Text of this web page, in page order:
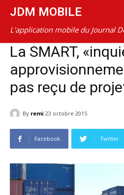
JDM MOBILE
L'application mobile du Journal
La SMART,
pas reçu de
By remi 23 octobre 2015
Facebook Twitter